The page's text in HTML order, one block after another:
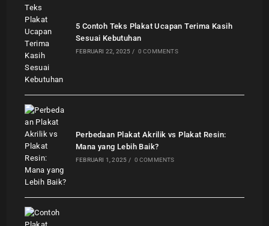
5 Contoh Teks Plakat Ucapan Terima Kasih
Sesuai Kebutuhan
FEBRUARI 22, 2025 / 0 COMMENTS
Perbedaan Plakat Akrilik vs Plakat Resin:
Mana yang Lebih Baik?
FEBRUARI 1, 2025 / 0 COMMENTS